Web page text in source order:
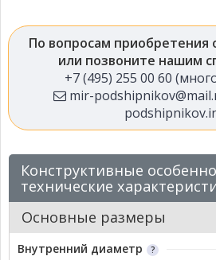
По вопросам приобретения
или позвоните нашим
+7 (495) 255 00 60
mir-
Конструктивные
технические
Основные размеры
Внутренний диаметр